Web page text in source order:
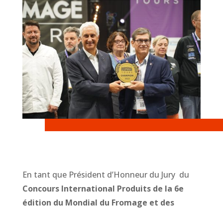
En tant que Président d’Honneur du Jury du
Concours International Produits de la 6e
édition du Mondial du Fromage et des